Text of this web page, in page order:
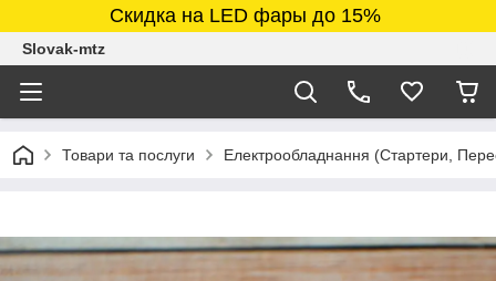
Скидка на LED фары до 15%
Slovak-mtz
Товари та послуги Електрообладнання (Стартери,